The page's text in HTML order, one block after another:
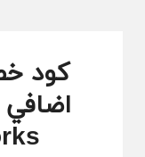
كود